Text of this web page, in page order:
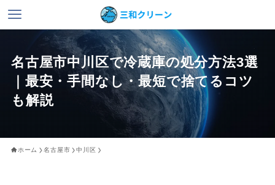
名古屋市中川区で冷蔵庫の処分方法3選
｜最安・手間なし・最短で捨てるコツ
も解説
ホーム 名古屋市 中川区